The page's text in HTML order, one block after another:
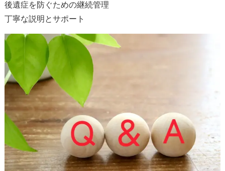
後遺症を防ぐための継続管理
丁寧な説明とサポート